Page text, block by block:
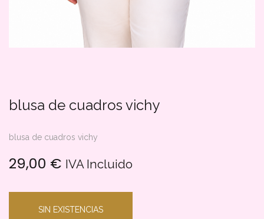
blusa de cuadros vichy
blusa de cuadros vichy
29,00 € IVA Incluido
SIN EXISTENCIAS